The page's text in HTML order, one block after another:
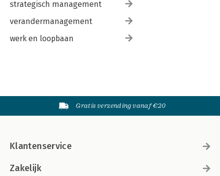
strategisch management
verandermanagement
werk en loopbaan
Gratis verzending vanaf €20
Klantenservice
Zakelijk